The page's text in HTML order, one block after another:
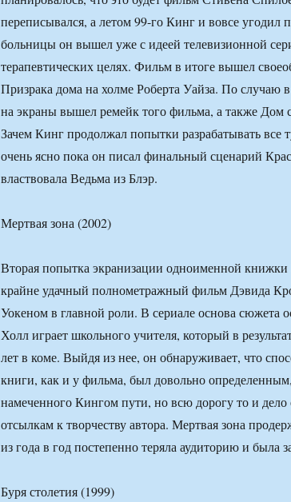
переписывался, а летом 99-го Кинг и вовсе угодил
больницы он вышел уже с идеей телевизионной
терапевтических целях. Фильм в итоге вышел
Призрака дома на холме Роберта Уайза. По случаю
на экраны вышел ремейк того фильма, а также Дом
Зачем Кинг продолжал попытки разрабатывать
очень ясно пока он писал финальный сценарий
властвовала Ведьма из Блэр.
Мертвая зона (2002)
Вторая попытка экранизации одноименной
крайне удачный полнометражный фильм Дэвида
Уокеном в главной роли. В сериале основа сюжета
Холл играет школьного учителя, который в
лет в коме. Выйдя из нее, он обнаруживает, что
книги, как и у фильма, был довольно
намеченного Кингом пути, но всю дорогу то и
отсылкам к творчеству автора. Мертвая зона
из года в год постепенно теряла аудиторию и была
Буря столетия (1999)